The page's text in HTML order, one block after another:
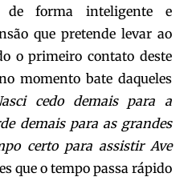
de forma inteligente e
que pretende levar ao
o primeiro contato deste
momento bate daqueles
cedo demais para a
demais para as grandes
certo para assistir Ave
que o tempo passa rápido